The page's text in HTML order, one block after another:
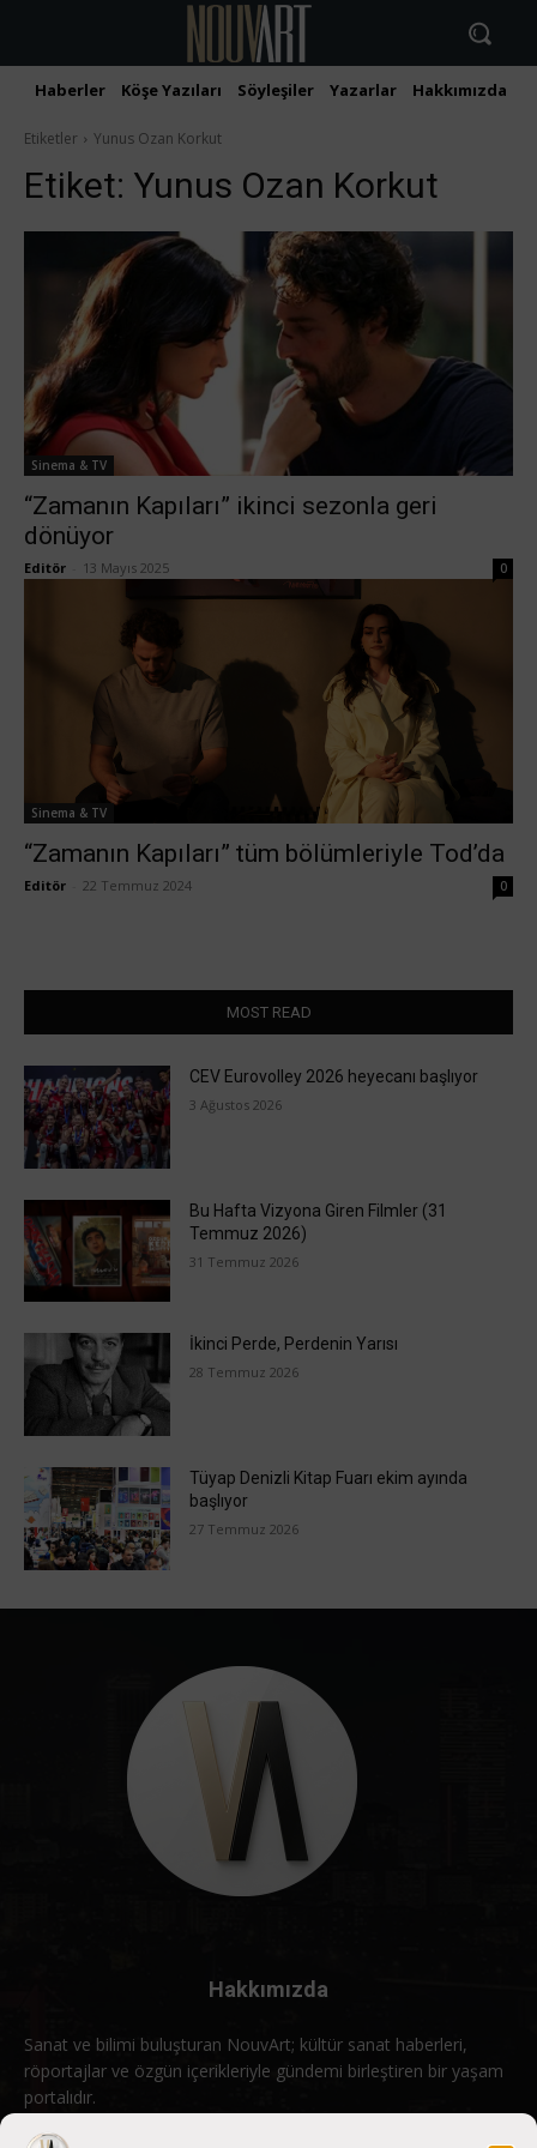
Haberler Köşe Yazıları Söyleşiler Yazarlar Hakkımızda
Etiketler Yunus Ozan Korkut
Etiket: Yunus Ozan Korkut
Sinema & TV
“Zamanın Kapıları” ikinci sezonla geri
dönüyor
Editör 13 Mayıs 2025 0
Sinema & TV
“Zamanın Kapıları” tüm bölümleriyle Tod’da
Editör 22 Temmuz 2024 0
MOST READ
CEV Eurovolley 2026 heyecanı başlıyor
3 Ağustos 2026
Bu Hafta Vizyona Giren Filmler (31
Temmuz 2026)
31 Temmuz 2026
İkinci Perde, Perdenin Yarısı
28 Temmuz 2026
Tüyap Denizli Kitap Fuarı ekim ayında
başlıyor
27 Temmuz 2026
Hakkımızda
Sanat ve bilimi buluşturan NouvArt; kültür sanat haberleri,
röportajlar ve özgün içerikleriyle gündemi birleştiren bir yaşam
portalıdır.